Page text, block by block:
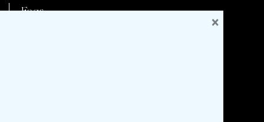
Faqs ×